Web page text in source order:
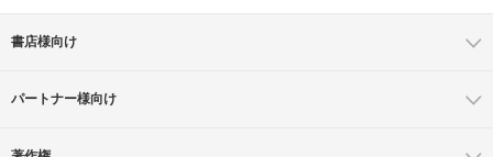
書店様向け
パートナー様向け